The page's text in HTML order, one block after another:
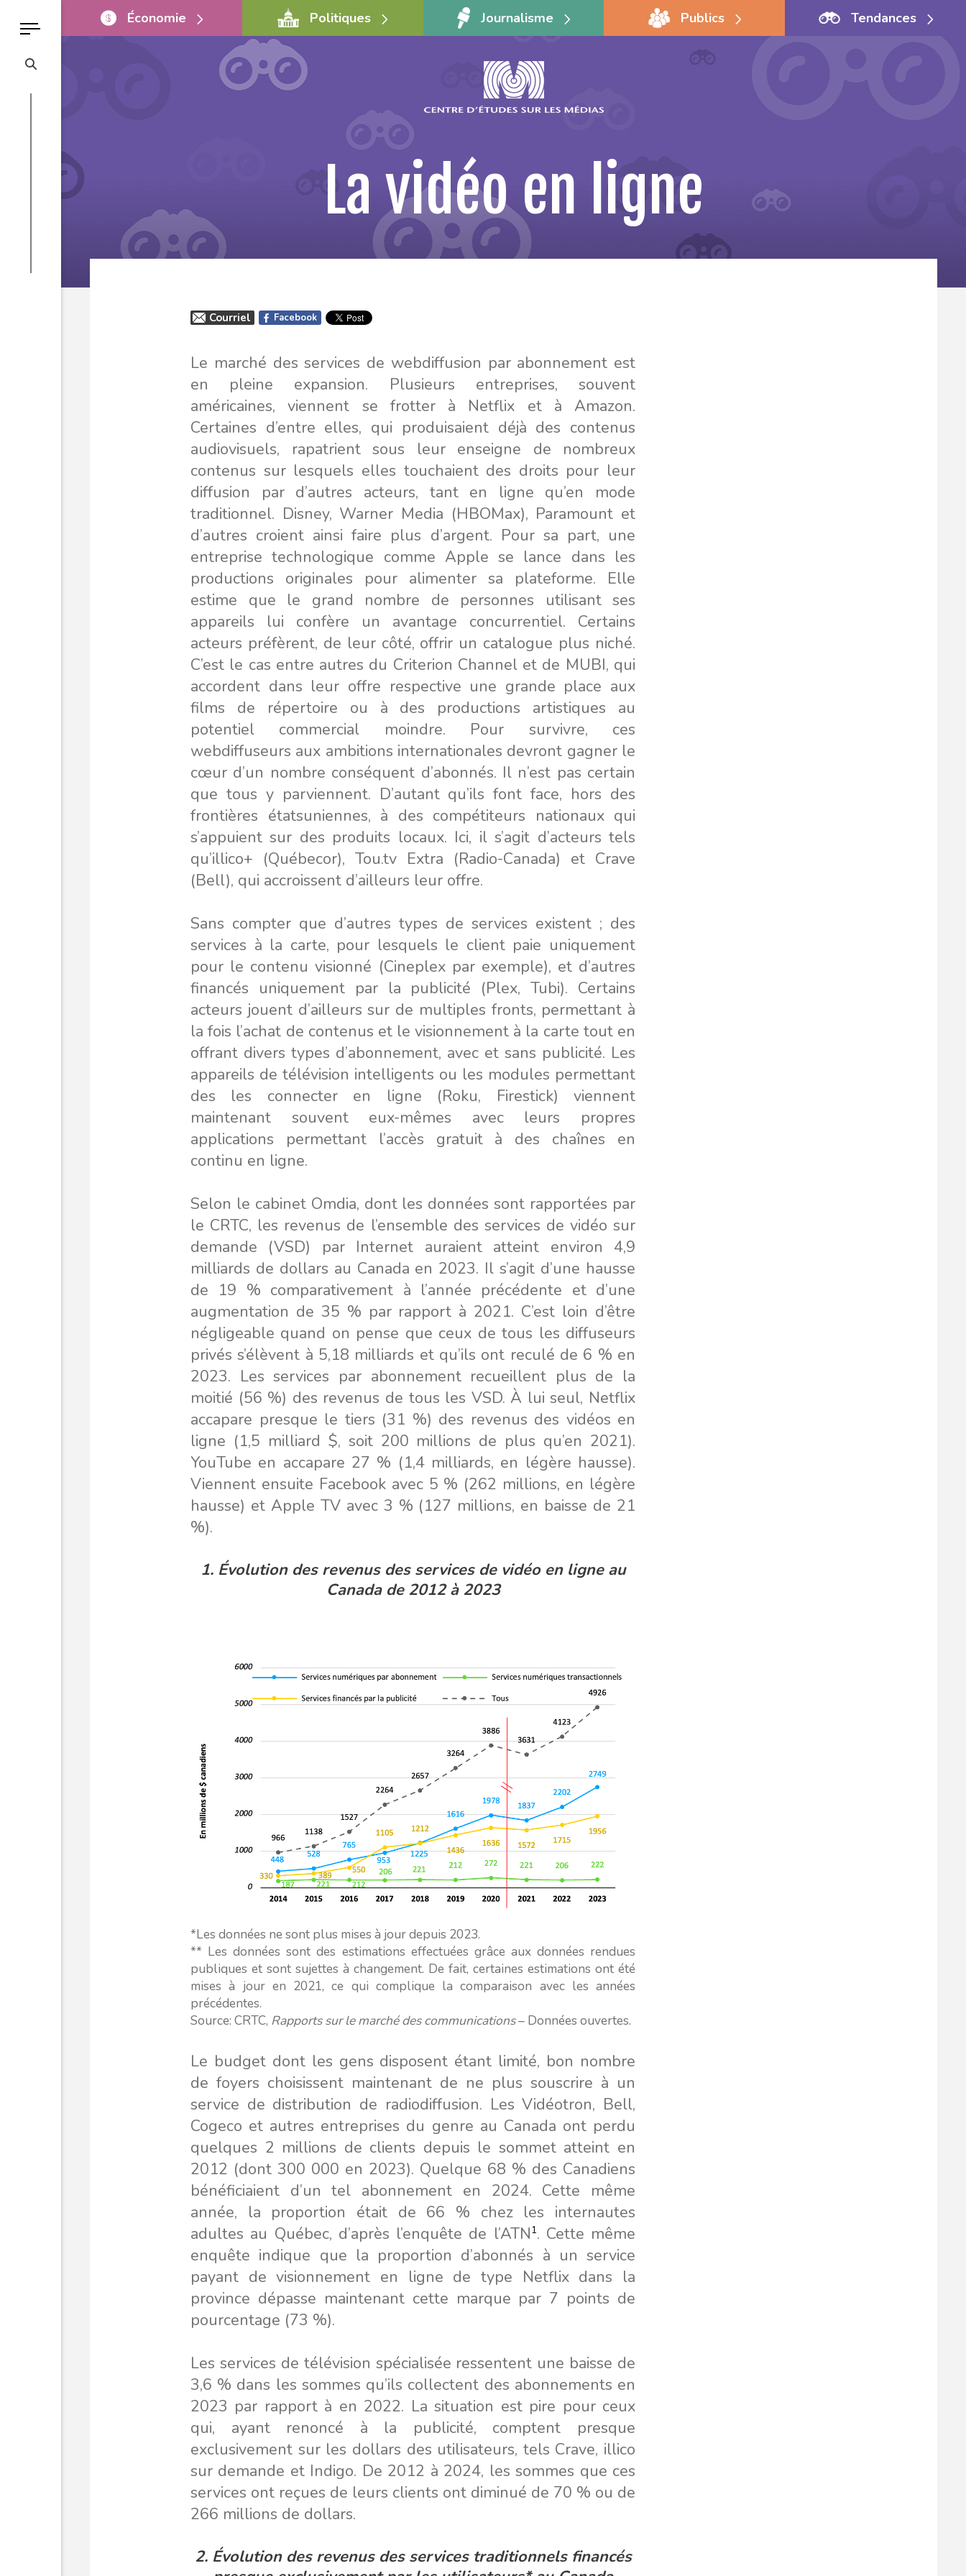
Économie Politiques Journalisme Publics Tendances
La vidéo en ligne
Courriel Facebook
Le marché des services de webdiffusion par abonnement est
en pleine expansion. Plusieurs entreprises, souvent
américaines, viennent se frotter à Netflix et à Amazon.
Certaines d’entre elles, qui produisaient déjà des contenus
audiovisuels, rapatrient sous leur enseigne de nombreux
contenus sur lesquels elles touchaient des droits pour leur
diffusion par d’autres acteurs, tant en ligne qu’en mode
traditionnel. Disney, Warner Media (HBOMax), Paramount et
d’autres croient ainsi faire plus d’argent. Pour sa part, une
entreprise technologique comme Apple se lance dans les
productions originales pour alimenter sa plateforme. Elle
estime que le grand nombre de personnes utilisant ses
appareils lui confère un avantage concurrentiel. Certains
acteurs préfèrent, de leur côté, offrir un catalogue plus niché.
C’est le cas entre autres du Criterion Channel et de MUBI, qui
accordent dans leur offre respective une grande place aux
films de répertoire ou à des productions artistiques au
potentiel commercial moindre. Pour survivre, ces
webdiffuseurs aux ambitions internationales devront gagner le
cœur d’un nombre conséquent d’abonnés. Il n’est pas certain
que tous y parviennent. D’autant qu’ils font face, hors des
frontières étatsuniennes, à des compétiteurs nationaux qui
s’appuient sur des produits locaux. Ici, il s’agit d’acteurs tels
qu’illico+ (Québecor), Tou.tv Extra (Radio-Canada) et Crave
(Bell), qui accroissent d’ailleurs leur offre.
Sans compter que d’autres types de services existent ; des
services à la carte, pour lesquels le client paie uniquement
pour le contenu visionné (Cineplex par exemple), et d’autres
financés uniquement par la publicité (Plex, Tubi). Certains
acteurs jouent d’ailleurs sur de multiples fronts, permettant à
la fois l’achat de contenus et le visionnement à la carte tout en
offrant divers types d’abonnement, avec et sans publicité. Les
appareils de télévision intelligents ou les modules permettant
des les connecter en ligne (Roku, Firestick) viennent
maintenant souvent eux-mêmes avec leurs propres
applications permettant l’accès gratuit à des chaînes en
continu en ligne.
Selon le cabinet Omdia, dont les données sont rapportées par
le CRTC, les revenus de l’ensemble des services de vidéo sur
demande (VSD) par Internet auraient atteint environ 4,9
milliards de dollars au Canada en 2023. Il s’agit d’une hausse
de 19 % comparativement à l’année précédente et d’une
augmentation de 35 % par rapport à 2021. C’est loin d’être
négligeable quand on pense que ceux de tous les diffuseurs
privés s’élèvent à 5,18 milliards et qu’ils ont reculé de 6 % en
2023. Les services par abonnement recueillent plus de la
moitié (56 %) des revenus de tous les VSD. À lui seul, Netflix
accapare presque le tiers (31 %) des revenus des vidéos en
ligne (1,5 milliard $, soit 200 millions de plus qu’en 2021).
YouTube en accapare 27 % (1,4 milliards, en légère hausse).
Viennent ensuite Facebook avec 5 % (262 millions, en légère
hausse) et Apple TV avec 3 % (127 millions, en baisse de 21
%).
1. Évolutiondes revenus des services de vidéo en ligne au
Canada de 2012 à 2023
*Les données ne sont plus mises à jour depuis 2023.
** Les données sont des estimations effectuées grâce aux données rendues
publiques et sont sujettes à changement. De fait, certaines estimations ont été
mises à jour en 2021, ce qui complique la comparaison avec les années
précédentes.
Source: CRTC, Rapports sur le marché des communications– Données ouvertes.
Le budget dont les gens disposent étant limité, bon nombre
de foyers choisissent maintenant de ne plus souscrire à un
service de distribution de radiodiffusion. Les Vidéotron, Bell,
Cogeco et autres entreprises du genre au Canada ont perdu
quelques 2 millions de clients depuis le sommet atteint en
2012 (dont 300 000 en 2023). Quelque 68 % des Canadiens
bénéficiaient d’un tel abonnement en 2024. Cette même
année, la proportion était de 66 % chez les internautes
adultes au Québec, d’après l’enquête de l’ATN1. Cette même
enquête indique que la proportion d’abonnés à un service
payant de visionnement en ligne de type Netflix dans la
province dépasse maintenant cette marque par 7 points de
pourcentage (73 %).
Les services de télévision spécialisée ressentent une baisse de
3,6 % dans les sommes qu’ils collectent des abonnements en
2023 par rapport à en 2022. La situation est pire pour ceux
qui, ayant renoncé à la publicité, comptent presque
exclusivement sur les dollars des utilisateurs, tels Crave, illico
sur demande et Indigo. De 2012 à 2024, les sommes que ces
services ont reçues de leurs clients ont diminué de 70 % ou de
266 millions de dollars.
2. Évolutiondes revenus des services traditionnels financés